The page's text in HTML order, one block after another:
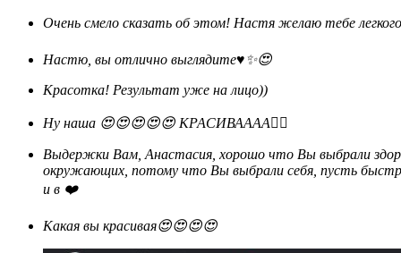
Очень смело сказать об этом! Настя желаю тебе
Настю, вы отлично выглядите♥️✨😍
Красотка! Результат уже на лицо))
Ну наша 😍😍😍😍😍 КРАСИВАААА❤️‍🔥
Выдержки Вам, Анастасия, хорошо что Вы выбрали здоровье, это действительно важнее мнений
окружающих, потому что Вы выбрали себя, пусть
и в ❤️
Какая вы красивая😍😍😍😍